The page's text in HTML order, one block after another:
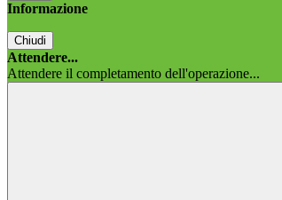
Informazione
Chiudi
Attendere...
Attendere il completamento dell'operazione...